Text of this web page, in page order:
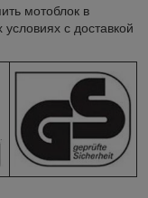
мотоблок в
с доставкой